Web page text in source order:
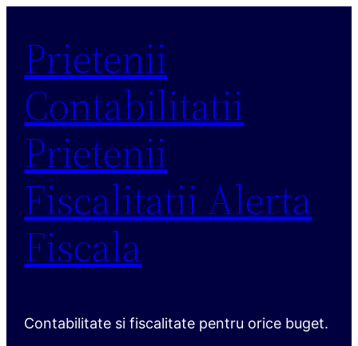
conținut
Prietenii
Contabilitatii
Prietenii
Fiscalitatii Alerta
Fiscala
Contabilitate si fiscalitate pentru orice buget.